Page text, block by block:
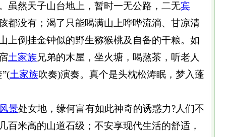
虽然天子山台地上，暂时一无公路，二无宾
都没有；渴了只能喝满山上哗哗流淌、甘凉清
上倒挂金钟似的野生猕猴桃及自备的干粮。如
土家族 兄弟的木屋，坐火塘，喝熬茶，听老人
土家族吹奏)演奏。真个是头枕松涛眠，梦入蓬
景处女地，缘何富有如此神奇的诱惑力?人们不
百米高的山道石级；不安享现代生活的舒适，